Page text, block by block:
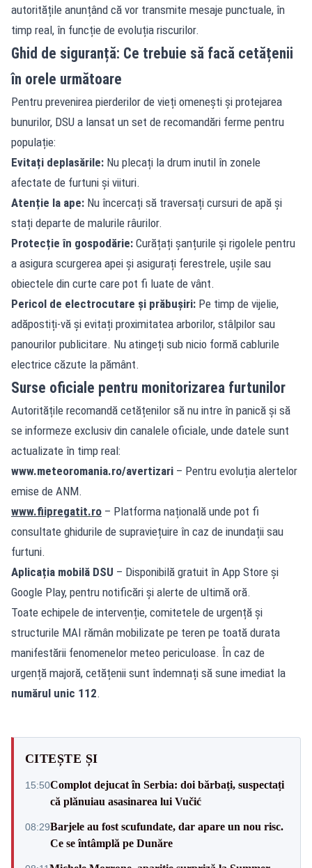
autoritățile anunțând că vor transmite mesaje punctuale, în
timp real, în funcție de evoluția riscurilor.
Ghid de siguranță: Ce trebuie să facă cetățenii
în orele următoare
Pentru prevenirea pierderilor de vieți omenești și protejarea
bunurilor, DSU a lansat un set de recomandări ferme pentru
populație:
Evitați deplasările: Nu plecați la drum inutil în zonele
afectate de furtuni și viituri.
Atenție la ape: Nu încercați să traversați cursuri de apă și
stați departe de malurile râurilor.
Protecție în gospodărie: Curățați șanțurile și rigolele pentru
a asigura scurgerea apei și asigurați ferestrele, ușile sau
obiectele din curte care pot fi luate de vânt.
Pericol de electrocutare și prăbușiri: Pe timp de vijelie,
adăpostiți-vă și evitați proximitatea arborilor, stâlpilor sau
panourilor publicitare. Nu atingeți sub nicio formă cablurile
electrice căzute la pământ.
Surse oficiale pentru monitorizarea furtunilor
Autoritățile recomandă cetățenilor să nu intre în panică și să
se informeze exclusiv din canalele oficiale, unde datele sunt
actualizate în timp real:
www.meteoromania.ro/avertizari – Pentru evoluția alertelor
emise de ANM.
www.fiipregatit.ro – Platforma națională unde pot fi
consultate ghidurile de supraviețuire în caz de inundații sau
furtuni.
Aplicația mobilă DSU – Disponibilă gratuit în App Store și
Google Play, pentru notificări și alerte de ultimă oră.
Toate echipele de intervenție, comitetele de urgență și
structurile MAI rămân mobilizate pe teren pe toată durata
manifestării fenomenelor meteo periculoase. În caz de
urgență majoră, cetățenii sunt îndemnați să sune imediat la
numărul unic 112.
CITEȘTE ȘI
15:50Complot dejucat în Serbia: doi bărbați, suspectați
că plănuiau asasinarea lui Vučić
08:29Barjele au fost scufundate, dar apare un nou risc.
Ce se întâmplă pe Dunăre